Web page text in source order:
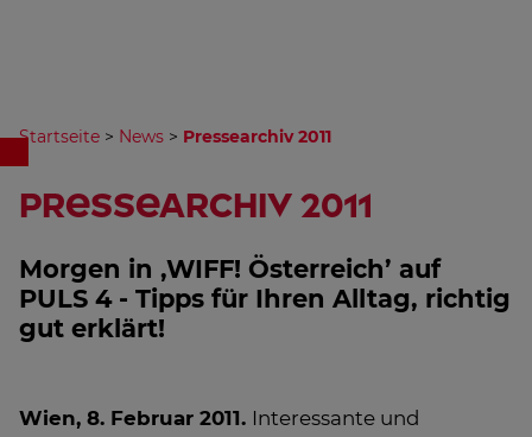
Startseite > News > Pressearchiv 2011
Pressearchiv 2011
Morgen in ‚WIFF! Österreich’ auf
PULS 4 - Tipps für Ihren Alltag, richtig
gut erklärt!
Wien, 8. Februar 2011. Interessante und